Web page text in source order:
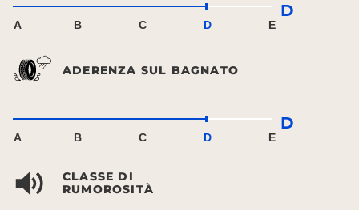
A B C D E
D
ADERENZA SUL BAGNATO
A B C D E
D
CLASSE DI
RUMOROSITÀ